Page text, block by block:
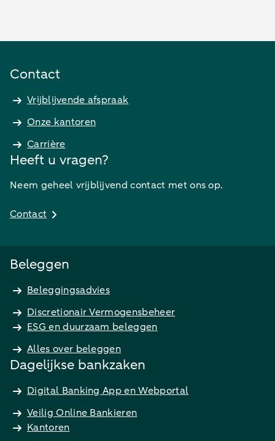
Contact
Vrijblijvende afspraak
Onze kantoren
Carrière
Heeft u vragen?
Neem geheel vrijblijvend contact met ons op.
Contact
Beleggen
Beleggingsadvies
Discretionair Vermogensbeheer
ESG en duurzaam beleggen
Alles over beleggen
Dagelijkse bankzaken
Digital Banking App en Webportal
Veilig Online Bankieren
Kantoren